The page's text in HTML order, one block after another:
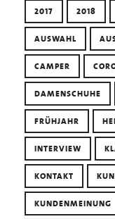
2017 2018
AUSWAHL
CAMPER
DAMENSCHUHE
FRÜHJAHR
INTERVIEW
KONTAKT
KUNDENMEINUNG